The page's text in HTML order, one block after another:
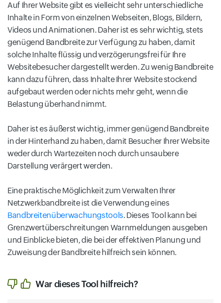
Auf Ihrer Website gibt es vielleicht sehr unterschiedliche
Inhalte in Form von einzelnen Webseiten, Blogs, Bildern,
Videos und Animationen. Daher ist es sehr wichtig, stets
genügend Bandbreite zur Verfügung zu haben, damit
solche Inhalte flüssig und verzögerungsfrei für Ihre
Websitebesucher dargestellt werden. Zu wenig Bandbreite
kann dazu führen, dass Inhalte Ihrer Website stockend
aufgebaut werden oder nichts mehr geht, wenn die
Belastung überhand nimmt.
Daher ist es äußerst wichtig, immer genügend Bandbreite
in der Hinterhand zu haben, damit Besucher Ihrer Website
weder durch Wartezeiten noch durch unsaubere
Darstellung verärgert werden.
Eine praktische Möglichkeit zum Verwalten Ihrer
Netzwerkbandbreite ist die Verwendung eines
Bandbreitenüberwachungstools. Dieses Tool kann bei
Grenzwertüberschreitungen Warnmeldungen ausgeben
und Einblicke bieten, die bei der effektiven Planung und
Zuweisung der Bandbreite hilfreich sein können.
War dieses Tool hilfreich?